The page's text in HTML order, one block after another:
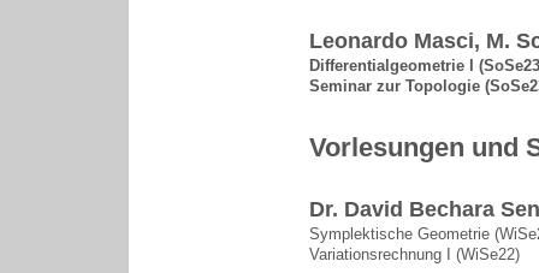
Leonardo Masci, M.
Differentialgeometrie I
Seminar zur Topologie
Vorlesungen und
Dr. David Bechara
Symplektische Geometrie
Variationsrechnung I (WiSe22)